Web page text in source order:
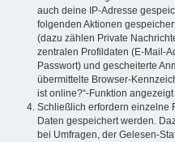
auch deine IP-Adresse
folgenden Aktionen
(dazu zählen Private
zentralen Profildaten (E-Mail-
Passwort) und gescheiterte
übermittelte Browser-
ist online?“-Funktion
Schließlich erfordern einzelne
Daten gespeichert werden.
bei Umfragen, der Gelesen-